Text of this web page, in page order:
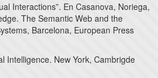
Interactions”. En Casanova, Noriega,
The Semantic Web and the
Barcelona, European Press
Intelligence. New York, Cambrigde